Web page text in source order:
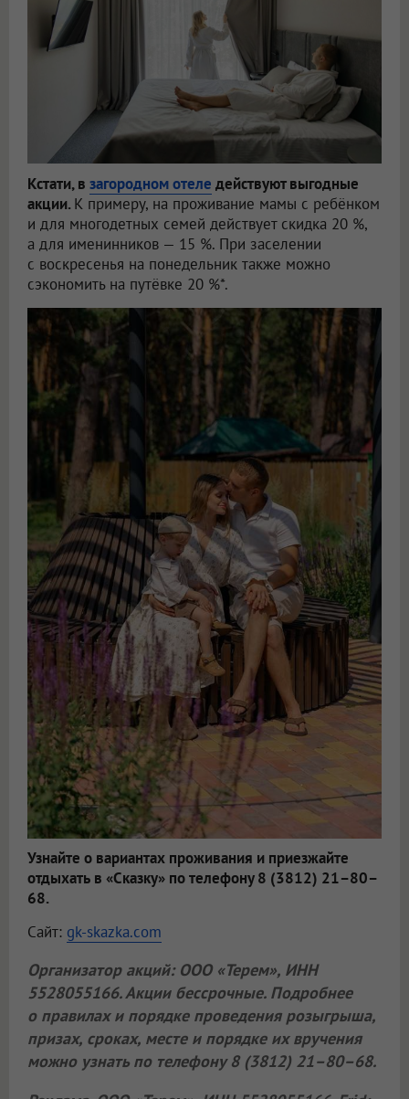
Кстати, в загородном отеле действуют выгодные
акции. К примеру, на проживание мамы с ребёнком
и для многодетных семей действует скидка 20 %,
а для именинников — 15 %. При заселении
с воскресенья на понедельник также можно
сэкономить на путёвке 20 %*.
Узнайте о вариантах проживания и приезжайте
отдыхать в «Сказку» по телефону 8 (3812) 21–80–
68.
Сайт: gk-skazka.com
Организатор акций: ООО «Терем», ИНН
5528055166. Акции бессрочные. Подробнее
о правилах и порядке проведения розыгрыша,
призах, сроках, месте и порядке их вручения
можно узнать по телефону 8 (3812) 21–80–68.